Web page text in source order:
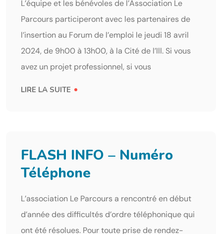
L’équipe et les bénévoles de l’Association Le
Parcours participeront avec les partenaires de
l’insertion au Forum de l’emploi le jeudi 18 avril
2024, de 9h00 à 13h00, à la Cité de l’Ill. Si vous
avez un projet professionnel, si vous
LIRE LA SUITE
FLASH INFO – Numéro
Téléphone
L’association Le Parcours a rencontré en début
d’année des difficultés d’ordre téléphonique qui
ont été résolues. Pour toute prise de rendez-